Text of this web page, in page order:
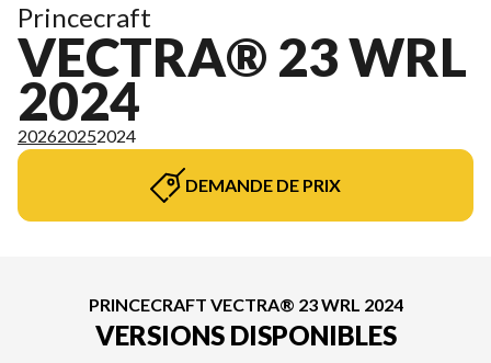
Princecraft
VECTRA® 23 WRL
2024
202620252024
DEMANDE DE PRIX
PRINCECRAFT VECTRA® 23 WRL 2024
VERSIONS DISPONIBLES